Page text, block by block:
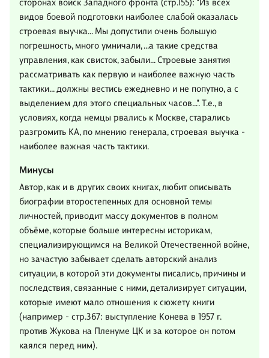
сторонах войск Западного фронта (стр.155): "Из всех
видов боевой подготовки наиболее слабой оказалась
строевая выучка... Мы допустили очень большую
погрешность, много умничали, ...а такие средства
управления, как свисток, забыли... Строевые занятия
рассматривать как первую и наиболее важную часть
тактики... должны вестись ежедневно и не попутно, а с
выделением для этого специальных часов...". Т.е., в
условиях, когда немцы рвались к Москве, старались
разгромить КА, по мнению генерала, строевая выучка -
наиболее важная часть тактики.
Минусы
Автор, как и в других своих книгах, любит описывать
биографии второстепенных для основной темы
личностей, приводит массу документов в полном
объёме, которые больше интересны историкам,
специализирующимся на Великой Отечественной войне,
но зачастую забывает сделать авторский анализ
ситуации, в которой эти документы писались, причины и
последствия, связанные с ними, детализирует ситуации,
которые имеют мало отношения к сюжету книги
(например - стр.367: выступление Конева в 1957 г.
против Жукова на Пленуме ЦК и за которое он потом
каялся перед ним).